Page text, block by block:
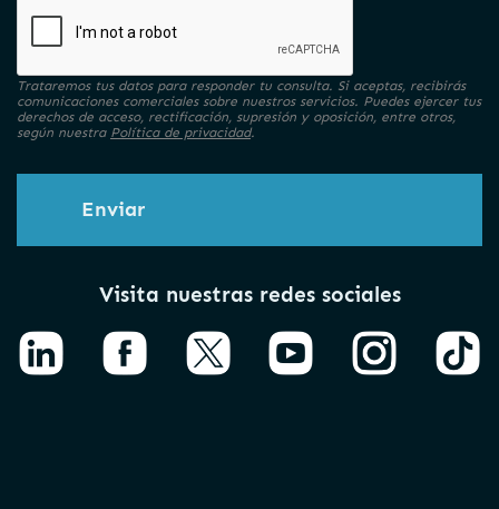
Trataremos tus datos para responder tu consulta. Si aceptas, recibirás
comunicaciones comerciales sobre nuestros servicios. Puedes ejercer tus
derechos de acceso, rectificación, supresión y oposición, entre otros,
según nuestra Política de privacidad.
Enviar
Visita nuestras redes sociales